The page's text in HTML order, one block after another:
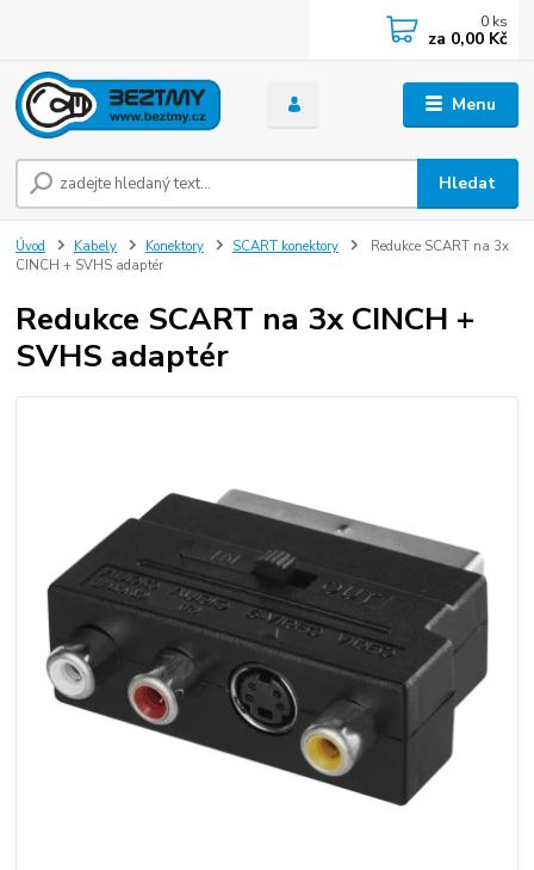
Menu
Hledat
0 ks
za 0,00 Kč
Úvod Kabely Konektory SCART konektory
Redukce SCART na 3x
CINCH + SVHS adaptér
Redukce SCART na 3x CINCH +
SVHS adaptér